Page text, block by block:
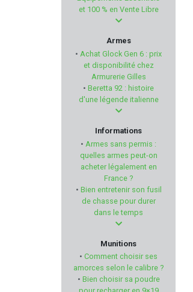
BUFFALO RIVER
MERCUREY MANSART
ELECTRO POINT
RUBBER BALLS
PACHMAYR
SPIKA
UTAS DEFENSE
et 100 % en Vente Libre
Armes
• Achat Glock Gen 6 : prix
et disponibilité chez
Armurerie Gilles
• Beretta 92 : histoire
d'une légende italienne
Informations
• Armes sans permis :
quelles armes peut-on
acheter légalement en
France ?
• Bien entretenir son fusil
de chasse pour durer
dans le temps
Munitions
• Comment choisir ses
amorces selon le calibre ?
• Bien choisir sa poudre
Barricade stop MAGPUL M-LOK Noir
Réf. : MAG1295BLK
35,00 €
AJOUTER AU PANIER